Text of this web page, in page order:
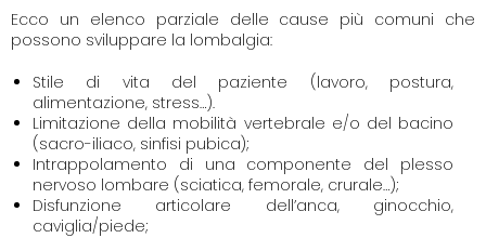
Ecco un elenco parziale delle cause più comuni che
possono sviluppare la lombalgia:
Stile di vita del paziente (lavoro, postura,
alimentazione, stress…).
Limitazione della mobilità vertebrale e/o del bacino
(sacro-iliaco, sinfisi pubica);
Intrappolamento di una componente del plesso
nervoso lombare (sciatica, femorale, crurale…);
Disfunzione articolare dell’anca, ginocchio,
caviglia/piede;